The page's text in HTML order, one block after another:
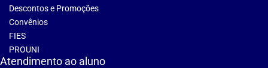
Descontos e Promoções
Convênios
FIES
PROUNI
Atendimento ao aluno